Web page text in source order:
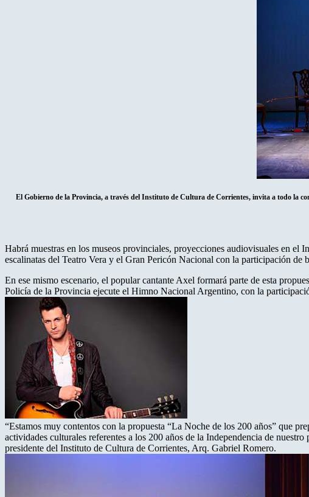
El Gobierno de la Provincia, a través del Instituto de Cultura de Corrientes, invita a todo la
Habrá muestras en los museos provinciales, proyecciones audiovisuales en
escalinatas del Teatro Vera y el Gran Pericón Nacional con la participación
En ese mismo escenario, el popular cantante Axel formará parte de esta
Policía de la Provincia ejecute el Himno Nacional Argentino, con la
“Estamos muy contentos con la propuesta “La Noche de los 200 años” que
actividades culturales referentes a los 200 años de la Independencia de
presidente del Instituto de Cultura de Corrientes, Arq. Gabriel Romero.